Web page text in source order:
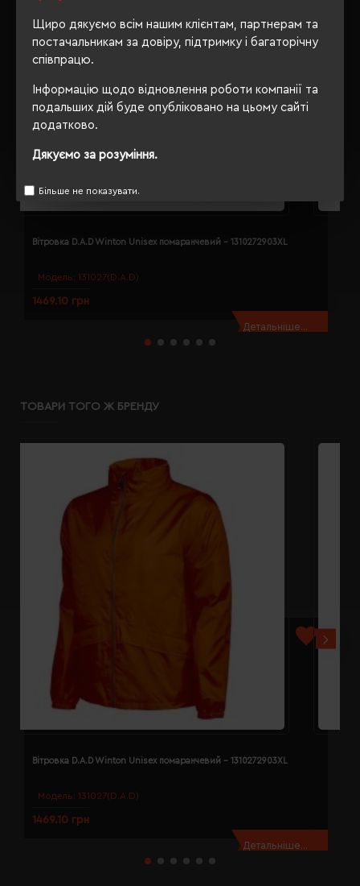
Щиро дякуємо всім нашим клієнтам, партнерам та
постачальникам за довіру, підтримку і багаторічну
співпрацю.
Інформацію щодо відновлення роботи компанії та
подальших дій буде опубліковано на цьому сайті
додатково.
Дякуємо за розуміння.
Більше не показувати.
Модель: 131027(D.A.D)
Вітровка D.A.D Winton Unisex помаранчевий - 1310272903XL
1469.10 грн
Детальніше...
ТОВАРИ ТОГО Ж БРЕНДУ
Модель: 131027(D.A.D)
Вітровка D.A.D Winton Unisex помаранчевий - 1310272903XL
1469.10 грн
Детальніше...